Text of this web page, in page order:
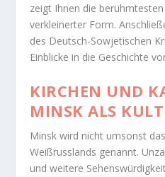
zeigt Ihnen die
verkleinerter Form.
des Deutsch-Sowjetischen
Einblicke in die Geschichte
KIRCHEN UND
MINSK ALS
Minsk wird nicht umsonst
Weißrusslands genannt.
und weitere